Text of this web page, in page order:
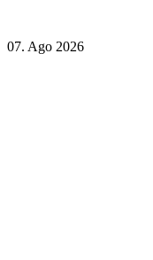
07. Ago 2026